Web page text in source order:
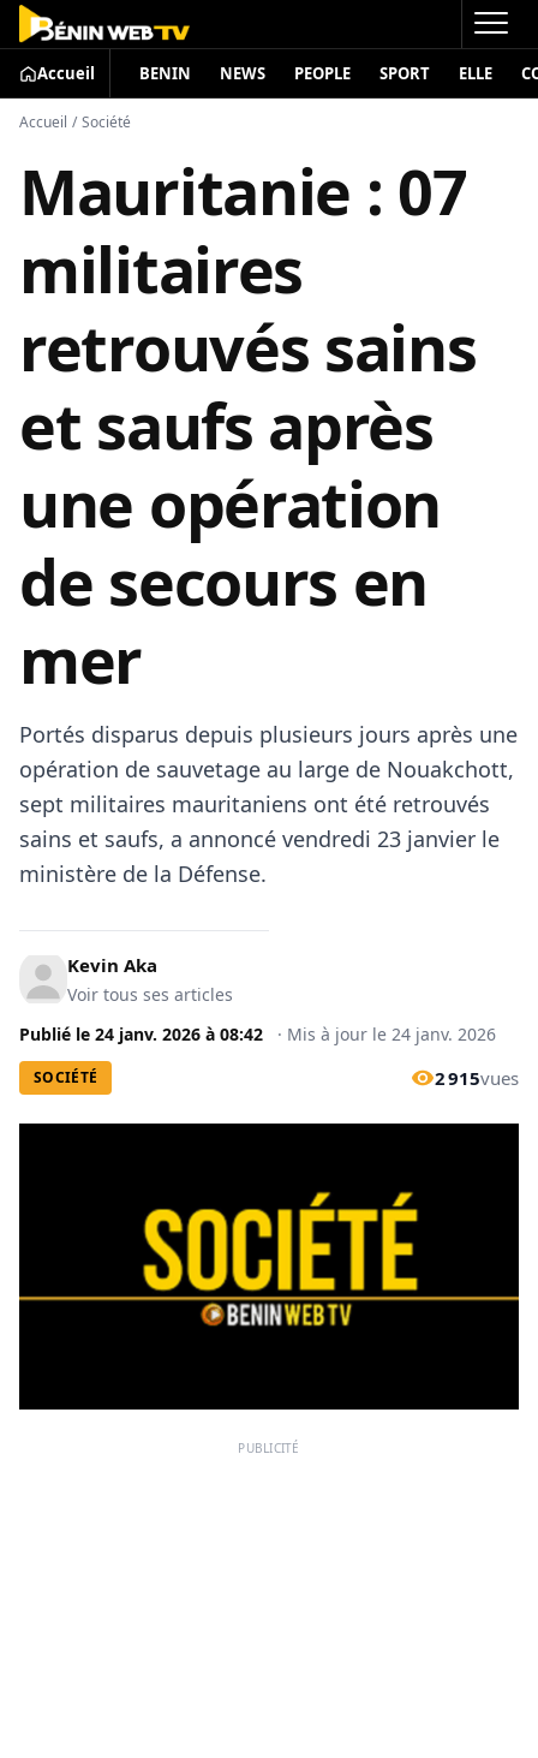
Accueil BENIN NEWS PEOPLE SPORT ELLE
Accueil / Société
Mauritanie : 07
militaires
retrouvés sains
et saufs après
une opération
de secours en
mer
Portés disparus depuis plusieurs jours après une
opération de sauvetage au large de Nouakchott,
sept militaires mauritaniens ont été retrouvés
sains et saufs, a annoncé vendredi 23 janvier le
ministère de la Défense.
Kevin Aka
Voir tous ses articles
Publié le 24 janv. 2026 à 08:42 · Mis à jour le 24 janv. 2026
SOCIÉTÉ 2 915vues
PUBLICITÉ